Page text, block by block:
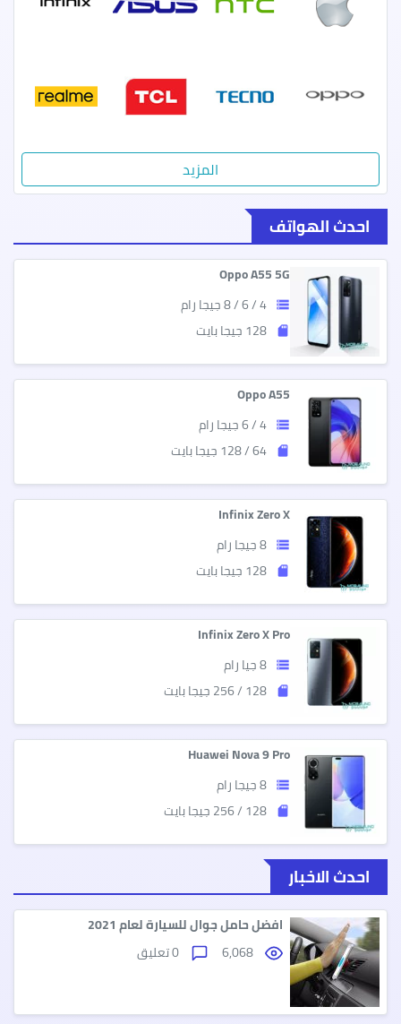
اوبو تكنو
المزيد
احدث الهواتف
Oppo A55 5G
storage 4 / 6 / 8 جيجا رام
sd_storage 128 جيجا بايت
Oppo A55
storage 4 / 6 جيجا رام
sd_storage 64 / 128 جيجا بايت
Infinix Zero X
storage 8 جيجا رام
sd_storage 128 جيجا بايت
Infinix Zero X Pro
storage 8 جيا رام
sd_storage 128 / 256 جيجا بايت
Huawei Nova 9 Pro
storage 8 جيجا رام
sd_storage 128 / 256 جيجا بايت
احدث الاخبار
افضل حامل جوال للسيارة لعام 2021